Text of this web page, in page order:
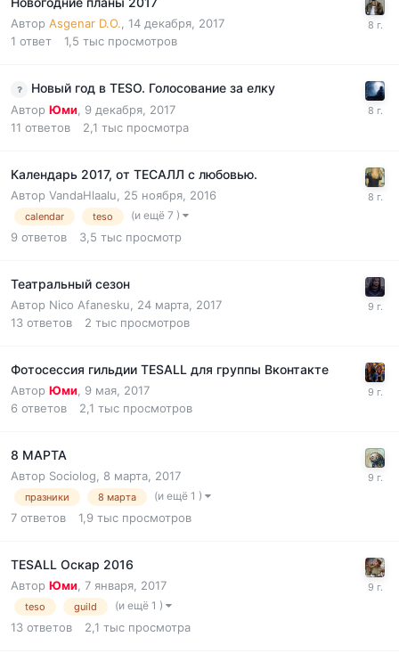
Автор Asgenar D.O., 14 декабря, 2017
1 ответ 1,5 тыс просмотров
Новый год в TESO. Голосование за елку
Автор Юми 9 декабря, 2017
11 ответов 2,1 тыс просмотра
Календарь 2017, от ТЕСАЛЛ с любовью.
Автор VandaHlaalu 25 ноября, 2016
calendar teso (и ещё 7 )
9 ответов 3,5 тыс просмотр
Театральный сезон
Автор Nico Afanesku
24 марта, 2017
13 ответов 2 тыс просмотров
Фотосессия гильдии TESALL для группы Вконтакте
Автор Юми 9 мая, 2017
6 ответов 2,1 тыс просмотров
8 МАРТА
Автор Sociolog 8 марта, 2017
празники 8 марта (и ещё 1 )
7 ответов 1,9 тыс просмотров
TESALL Оскар 2016
Автор Юми, 7 января, 2017
teso guild (и ещё 1 )
13 ответов 2,1 тыс просмотра